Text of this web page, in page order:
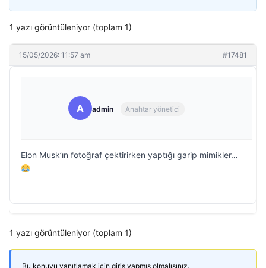
1 yazı görüntüleniyor (toplam 1)
15/05/2026: 11:57 am #17481
A admin Anahtar yönetici
Elon Musk’ın fotoğraf çektirirken yaptığı garip mimikler…
1 yazı görüntüleniyor (toplam 1)
Bu konuyu yanıtlamak için giriş yapmış olmalısınız.